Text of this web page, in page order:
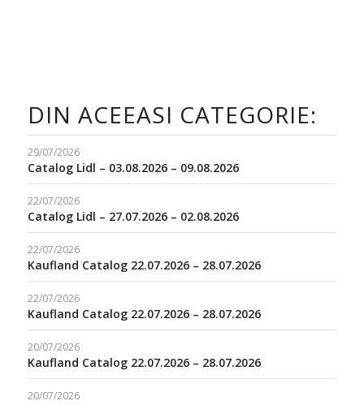
DIN ACEEASI CATEGORIE:
29/07/2026
Catalog Lidl – 03.08.2026 – 09.08.2026
22/07/2026
Catalog Lidl – 27.07.2026 – 02.08.2026
22/07/2026
Kaufland Catalog 22.07.2026 – 28.07.2026
22/07/2026
Kaufland Catalog 22.07.2026 – 28.07.2026
20/07/2026
Kaufland Catalog 22.07.2026 – 28.07.2026
20/07/2026